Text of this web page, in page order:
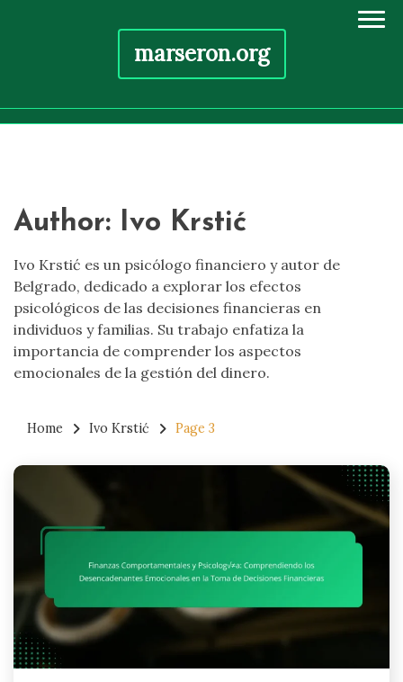
marseron.org
Author: Ivo Krstić
Ivo Krstić es un psicólogo financiero y autor de
Belgrado, dedicado a explorar los efectos
psicológicos de las decisiones financieras en
individuos y familias. Su trabajo enfatiza la
importancia de comprender los aspectos
emocionales de la gestión del dinero.
Home Ivo Krstić Page 3